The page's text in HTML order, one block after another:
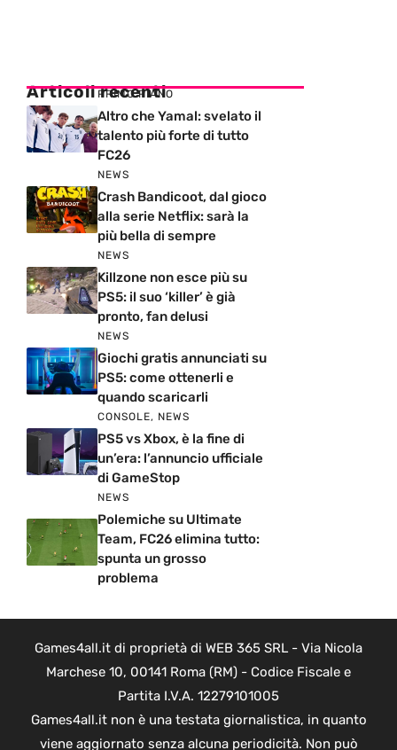
Articoli recenti
PRIMO PIANO
Altro che Yamal: svelato il
talento più forte di tutto
FC26
NEWS
Crash Bandicoot, dal gioco
alla serie Netflix: sarà la
più bella di sempre
NEWS
Killzone non esce più su
PS5: il suo ‘killer’ è già
pronto, fan delusi
NEWS
Giochi gratis annunciati su
PS5: come ottenerli e
quando scaricarli
CONSOLE, NEWS
PS5 vs Xbox, è la fine di
un’era: l’annuncio ufficiale
di GameStop
NEWS
Polemiche su Ultimate
Team, FC26 elimina tutto:
spunta un grosso
problema
Games4all.it di proprietà di WEB 365 SRL - Via Nicola
Marchese 10, 00141 Roma (RM) - Codice Fiscale e
Partita I.V.A. 12279101005
Games4all.it non è una testata giornalistica, in quanto
viene aggiornato senza alcuna periodicità. Non può